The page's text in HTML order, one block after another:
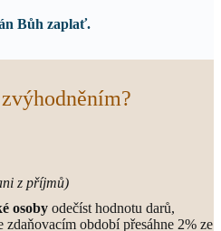
Bůh zaplať.
z příjmů)
osoby odečíst hodnotu darů,
období přesáhne 2% ze